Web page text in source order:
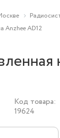
Anzhee AD12
Код товара:
19624